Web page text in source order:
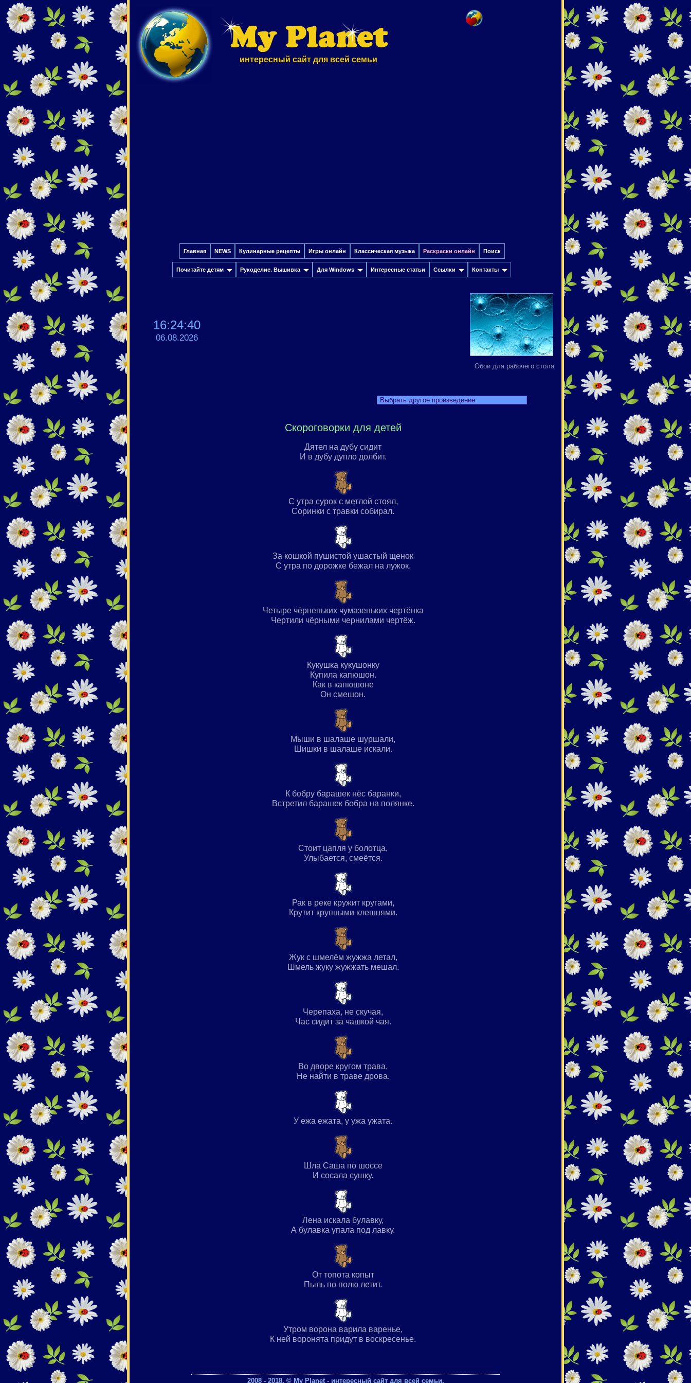
интересный сайт для всей семьи
Главная NEWS Кулинарные рецепты Игры онлайн Классическая музыка Раскраски онлайн Поиск
Почитайте детям Рукоделие. Вышивка Для Windows Интересные cтатьи Ссылки Контакты
16:24:41
06.08.2026
Обои для рабочего стола
Выбрать другое произведение
Скороговорки для детей
Дятел на дубу сидит
И в дубу дупло долбит.
С утра сурок с метлой стоял,
Соринки с травки собирал.
За кошкой пушистой ушастый щенок
С утра по дорожке бежал на лужок.
Четыре чёрненьких чумазеньких чертёнка
Чертили чёрными чернилами чертёж.
Кукушка кукушонку
Купила капюшон.
Как в капюшоне
Он смешон.
Мыши в шалаше шуршали,
Шишки в шалаше искали.
К бобру барашек нёс баранки,
Встретил барашек бобра на полянке.
Стоит цапля у болотца,
Улыбается, смеётся.
Рак в реке кружит кругами,
Крутит крупными клешнями.
Жук с шмелём жужжа летал,
Шмель жуку жужжать мешал.
Черепаха, не скучая,
Час сидит за чашкой чая.
Во дворе кругом трава,
Не найти в траве дрова.
У ежа ежата, у ужа ужата.
Шла Саша по шоссе
И сосала сушку.
Лена искала булавку,
А булавка упала под лавку.
От топота копыт
Пыль по полю летит.
Утром ворона варила варенье,
К ней воронята придут в воскресенье.
2008 - 2018. © My Planet - интересный сайт для всей семьи.